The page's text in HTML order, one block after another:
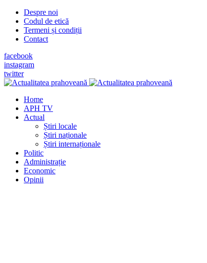
Despre noi
Codul de etică
Termeni și condiții
Contact
facebook
instagram
twitter
Home
APH TV
Actual
Știri locale
Știri naționale
Știri internaționale
Politic
Administrație
Economic
Opinii